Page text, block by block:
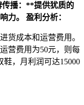
播：**提供犹质的
力。
盈利分析：
货成本和运营费用。
营费用为50元，则每
鞋，月利润可达15000